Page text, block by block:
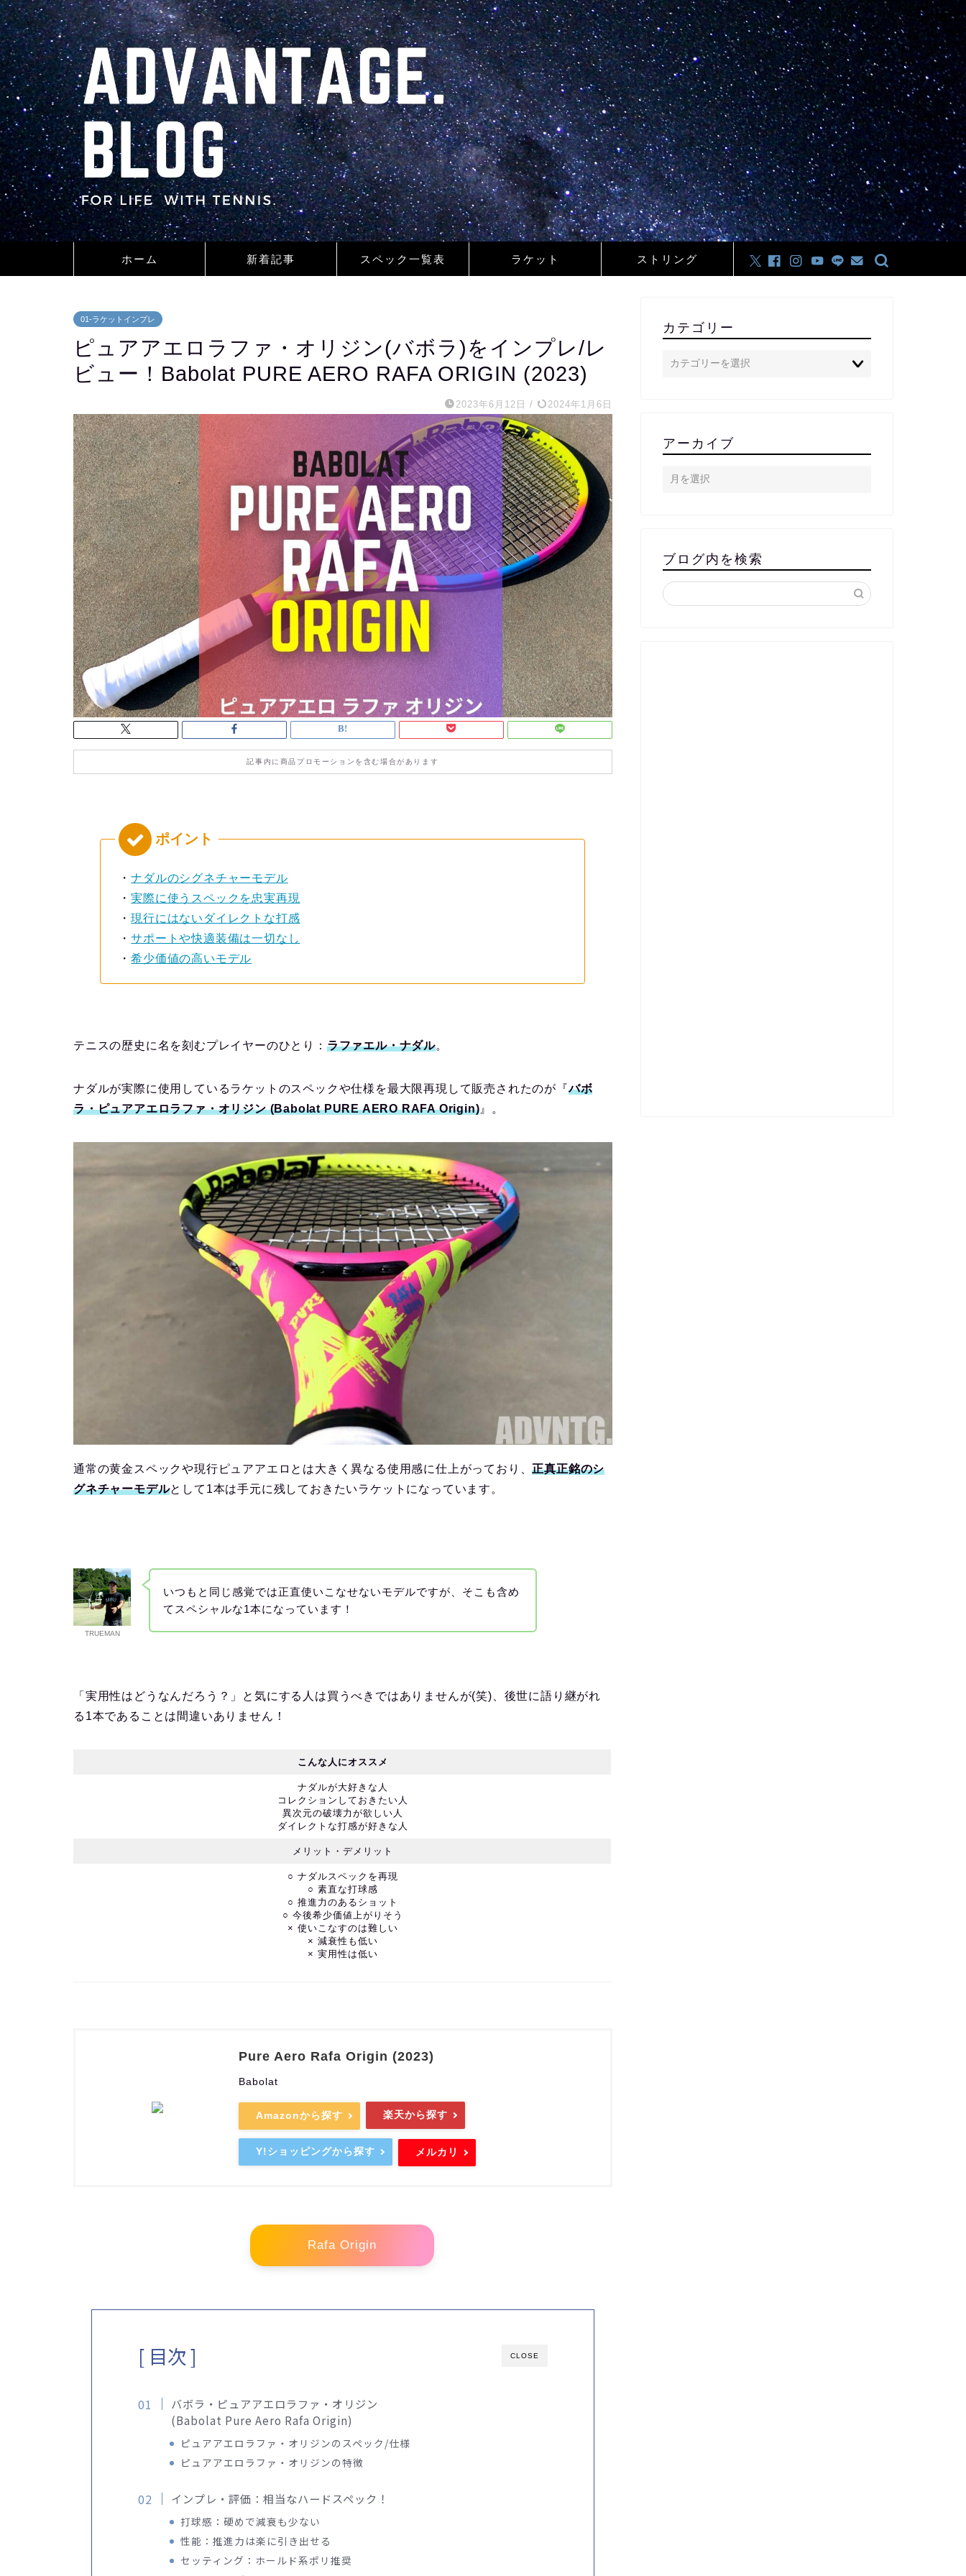
ホーム 新着記事 スペック一覧表 ラケット ストリング
01-ラケットインプレ
ピュアアエロラファ・オリジン(バボラ)をインプレ/レ
ビュー！Babolat PURE AERO RAFA ORIGIN (2023)
2023年6月12日 / 2024年1月6日
記事内に商品プロモーションを含む場合があります
・ナダルのシグネチャーモデル
・実際に使うスペックを忠実再現
・現行にはないダイレクトな打感
・サポートや快適装備は一切なし
・希少価値の高いモデル
テニスの歴史に名を刻むプレイヤーのひとり： ラファエル・ナダル。
ナダルが実際に使用しているラケットのスペックや仕様を最大限再現して販売されたのが『バボ
ラ・ピュアアエロラファ・オリジン (Babolat PURE AERO RAFA Origin) 』。
通常の黄金スペックや現行ピュアアエロとは大きく異なる使用感に仕上がっており、正真正銘のシ
グネチャーモデルとして1本は手元に残しておきたいラケットになっています。
TRUEMAN
いつもと同じ感覚では正直使いこなせないモデルですが、そこも含め
てスペシャルな1本になっています！
「実用性はどうなんだろう？」と気にする人は買うべきではありませんが(笑)、後世に語り継がれ
る1本であることは間違いありません！
こんな人にオススメ
ナダルが大好きな人
コレクションしておきたい人
異次元の破壊力が欲しい人
ダイレクトな打感が好きな人
メリット・デメリット
○ ナダルスペックを再現
○ 素直な打球感
○ 推進力のあるショット
○ 今後希少価値上がりそう
× 使いこなすのは難しい
× 減衰性も低い
× 実用性は低い
Pure Aero Rafa Origin (2023)
Babolat
Amazonから探す 楽天から探す
Y!ショッピングから探す メルカリ
Rafa Origin
CLOSE
[ 目次 ]
バボラ・ピュアアエロラファ・オリジン
(Babolat Pure Aero Rafa Origin)
ピュアアエロラファ・オリジンのスペック/仕様
ピュアアエロラファ・オリジンの特徴
インプレ・評価：相当なハードスペック！
打球感：硬めで減衰も少ない
性能：推進力は楽に引き出せる
セッティング：ホールド系ポリ推奨
カテゴリー
アーカイブ
ブログ内を検索